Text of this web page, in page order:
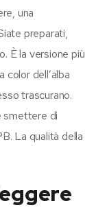
una
preparati,
È la versione più
color dell’alba
trascurano.
smettere di
La qualità della